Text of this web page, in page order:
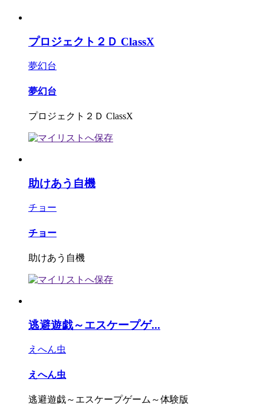
プロジェクト２Ｄ ClassX
夢幻台
夢幻台
プロジェクト２Ｄ ClassX
助けあう自機
チョー
チョー
助けあう自機
逃避遊戯～エスケープゲ...
えへん虫
えへん虫
逃避遊戯～エスケープゲーム～体験版